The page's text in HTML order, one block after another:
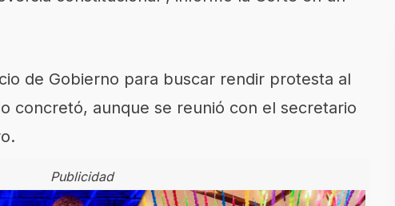
de Gobierno para buscar rendir protesta al
concretó, aunque se reunió con el secretario
Publicidad